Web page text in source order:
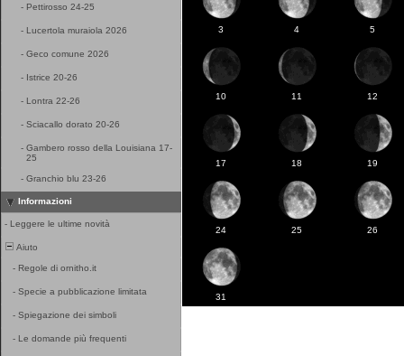
- Pettirosso 24-25
- Lucertola muraiola 2026
- Geco comune 2026
- Istrice 20-26
- Lontra 22-26
- Sciacallo dorato 20-26
- Gambero rosso della Louisiana 17-
25
- Granchio blu 23-26
Informazioni
- Leggere le ultime novità
Aiuto
- Regole di ornitho.it
- Specie a pubblicazione limitata
- Spiegazione dei simboli
- Le domande più frequenti
3 4 5
10 11 12
17 18 19
24 25 26
31